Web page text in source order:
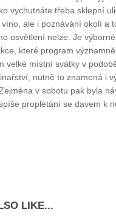
vychutnáte třeba sklepní
ale i poznávání okolí a
osvětlení nelze. Je
které program
velké místní svátky v
nutně to znamená i
v sobotu pak byla
proplétání se davem k
LIKE...